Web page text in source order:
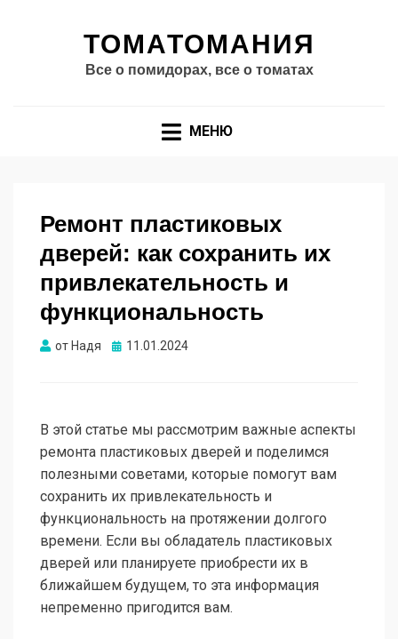
ТОМАТОМАНИЯ
Все о помидорах, все о томатах
МЕНЮ
Ремонт пластиковых
дверей: как сохранить их
привлекательность и
функциональность
от Надя Опубликовано
11.01.2024
В этой статье мы рассмотрим важные аспекты
ремонта пластиковых дверей и поделимся
полезными советами, которые помогут вам
сохранить их привлекательность и
функциональность на протяжении долгого
времени. Если вы обладатель пластиковых
дверей или планируете приобрести их в
ближайшем будущем, то эта информация
непременно пригодится вам.